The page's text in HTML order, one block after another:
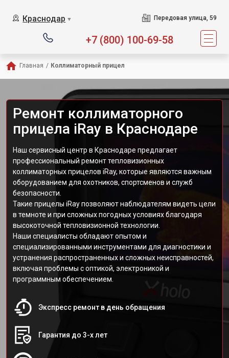
Краснодар ▼ Передовая улица, 59
+7 (800) 100-69-58
Главная / Коллиматорный прицел
Ремонт коллиматорного
прицела iRay в Краснодаре
Наш сервисный центр в Краснодаре предлагает
профессиональный ремонт тепловизионных
коллиматорных прицелов iRay, которые являются важным
оборудованием для охотников, спортсменов и служб
безопасности.
Такие прицелы iRay позволяют наблюдателям видеть цели
в темноте и при сложных погодных условиях благодаря
высокоточной тепловизионной технологии.
Наши специалисты обладают опытом и
специализированными инструментами для диагностики и
устранения распространенных и сложных неисправностей,
включая проблемы с оптикой, электроникой и
программным обеспечением.
Экспресс ремонт в день обращения
Гарантия до 3-х лет